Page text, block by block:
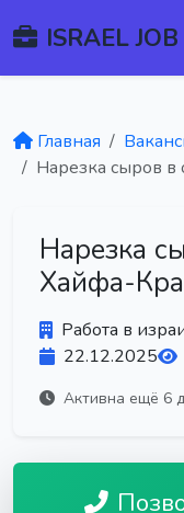
ISRAEL JOB
Главная
Нарезка сыров
Нарезка
Хайфа-
Работа в
22.12.2025
Активна ещё 6